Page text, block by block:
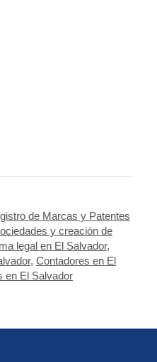
de Marcas y Patentes
y creación de
legal en El Salvador,
, Contadores en El
en El Salvador